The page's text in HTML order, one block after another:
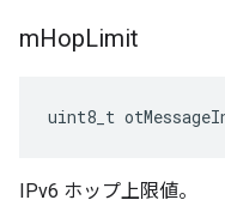
mHopLimit
uint8_t
IPv6 ホップ上限値。